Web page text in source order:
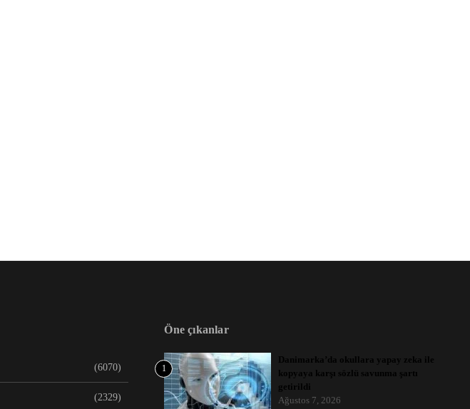
(6070)
(2329)
Öne çıkanlar
1
Danimarka’da okullara yapay zeka ile
kopyaya karşı sözlü savunma şartı
getirildi
Ağustos 7, 2026